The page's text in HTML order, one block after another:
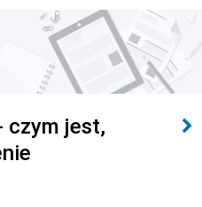
czym jest,